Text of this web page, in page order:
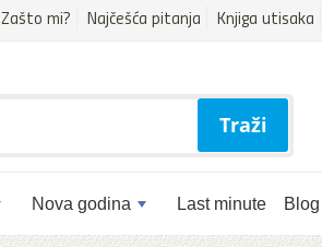
Zašto mi? Najčešća pitanja Knjiga utisaka
Nova godina Last minute Blog
Traži